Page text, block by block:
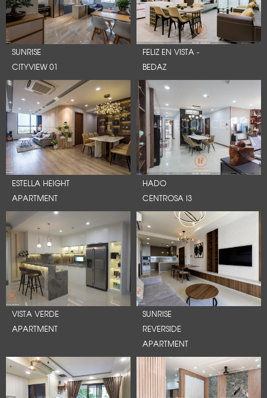
SUNRISE
CITYVIEW 01
FELIZ EN VISTA -
BEDAZ
ESTELLA HEIGHT
APARTMENT
HADO
CENTROSA I3
VISTA VERDE
APARTMENT
SUNRISE
REVERSIDE
APARTMENT